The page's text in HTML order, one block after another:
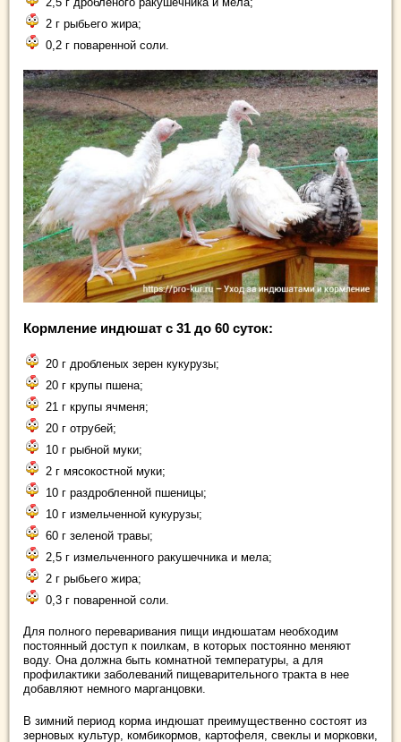
2 г рыбьего жира;
0,2 г поваренной соли.
Кормление индюшат с 31 до 60 суток:
20 г дробленых зерен кукурузы;
20 г крупы пшена;
21 г крупы ячменя;
20 г отрубей;
10 г рыбной муки;
2 г мясокостной муки;
10 г раздробленной пшеницы;
10 г измельченной кукурузы;
60 г зеленой травы;
2,5 г измельченного ракушечника и мела;
2 г рыбьего жира;
0,3 г поваренной соли.
Для полного переваривания пищи индюшатам необходим
постоянный доступ к поилкам, в которых постоянно меняют
воду. Она должна быть комнатной температуры, а для
профилактики заболеваний пищеварительного тракта в нее
добавляют немного марганцовки.
В зимний период корма индюшат преимущественно состоят из
зерновых культур, комбикормов, картофеля, свеклы и морковки,